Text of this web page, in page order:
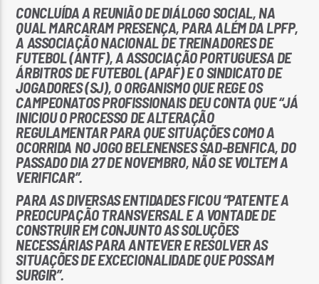
CONCLUÍDA A REUNIÃO DE DIÁLOGO SOCIAL, NA
QUAL MARCARAM PRESENÇA, PARA ALÉM DA LPFP,
A ASSOCIAÇÃO NACIONAL DE TREINADORES DE
FUTEBOL (ANTF), A ASSOCIAÇÃO PORTUGUESA DE
ÁRBITROS DE FUTEBOL (APAF) E O SINDICATO DE
JOGADORES (SJ), O ORGANISMO QUE REGE OS
CAMPEONATOS PROFISSIONAIS DEU CONTA QUE “JÁ
INICIOU O PROCESSO DE ALTERAÇÃO
REGULAMENTAR PARA QUE SITUAÇÕES COMO A
OCORRIDA NO JOGO BELENENSES SAD-BENFICA, DO
PASSADO DIA 27 DE NOVEMBRO, NÃO SE VOLTEM A
VERIFICAR”.
PARA AS DIVERSAS ENTIDADES FICOU “PATENTE A
PREOCUPAÇÃO TRANSVERSAL E A VONTADE DE
CONSTRUIR EM CONJUNTO AS SOLUÇÕES
NECESSÁRIAS PARA ANTEVER E RESOLVER AS
SITUAÇÕES DE EXCECIONALIDADE QUE POSSAM
SURGIR”.